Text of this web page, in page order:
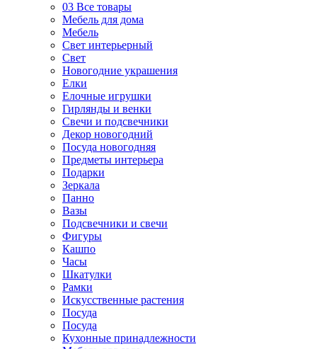
03 Все товары
Мебель для дома
Мебель
Свет интерьерный
Свет
Новогодние украшения
Елки
Елочные игрушки
Гирлянды и венки
Свечи и подсвечники
Декор новогодний
Посуда новогодняя
Предметы интерьера
Подарки
Зеркала
Панно
Вазы
Подсвечники и свечи
Фигуры
Кашпо
Часы
Шкатулки
Рамки
Искусственные растения
Посуда
Посуда
Кухонные принадлежности